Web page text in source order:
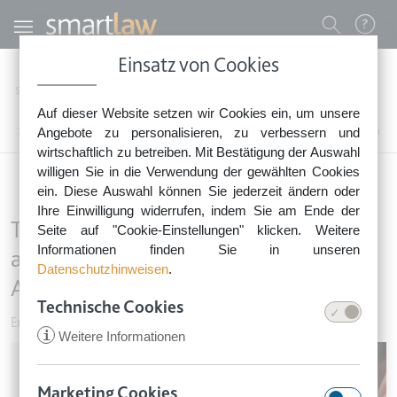
Einsatz von Cookies
Auf dieser Website setzen wir Cookies ein, um unsere
Angebote zu personalisieren, zu verbessern und
wirtschaftlich zu betreiben. Mit Bestätigung der Auswahl
willigen Sie in die Verwendung der gewählten Cookies
ein. Diese Auswahl können Sie jederzeit ändern oder
Ihre Einwilligung widerrufen, indem Sie am Ende der
Seite auf "Cookie-Einstellungen" klicken. Weitere
Informationen finden Sie in unseren
Datenschutzhinweisen.
Technische Cookies
i Weitere Informationen
Direkt zum Inhalt
0800 - 268 4 268 (kostenfrei)
Sie erreichen unser Service-Team:
Montag bis Freitag: 8-18 Uhr
Keine Rechtsberatung.
Benutzermenü
Startseite
Testamentsauslegung: Bezeichnung als Haupterbe macht noch keinen Alleinerben
Testamentsauslegung: Bezeichnung
als Haupterbe macht noch keinen
Alleinerben
Erben & Schenken